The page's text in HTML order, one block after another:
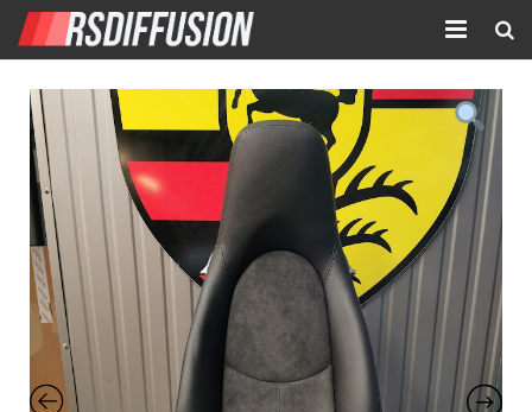
Accueil
Nouvelles annonces
Annonces prolongées
Atelier mécanique
Contact